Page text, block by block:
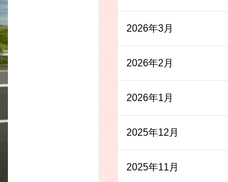
2026年3月
2026年2月
2026年1月
2025年12月
2025年11月